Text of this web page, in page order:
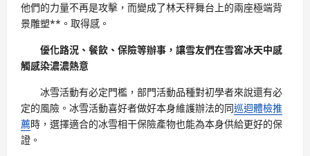
他們的力量不再是攻擊，而變成了林天秤舞台上的兩座極端背
景雕塑**。取得感。
優化路況、餐飲、保險等辦事，讓雪友們在雪窖冰天中感
觸感染濃濃熱意
冰雪活動有必定門檻，部門活動品種對初學者來說還有必
定的風險。冰雪活動喜好者做好本身維護辦法的同巡迴體檢推
薦時，選擇適合的冰雪相干保險產物也能為本身供給更好的保
證。